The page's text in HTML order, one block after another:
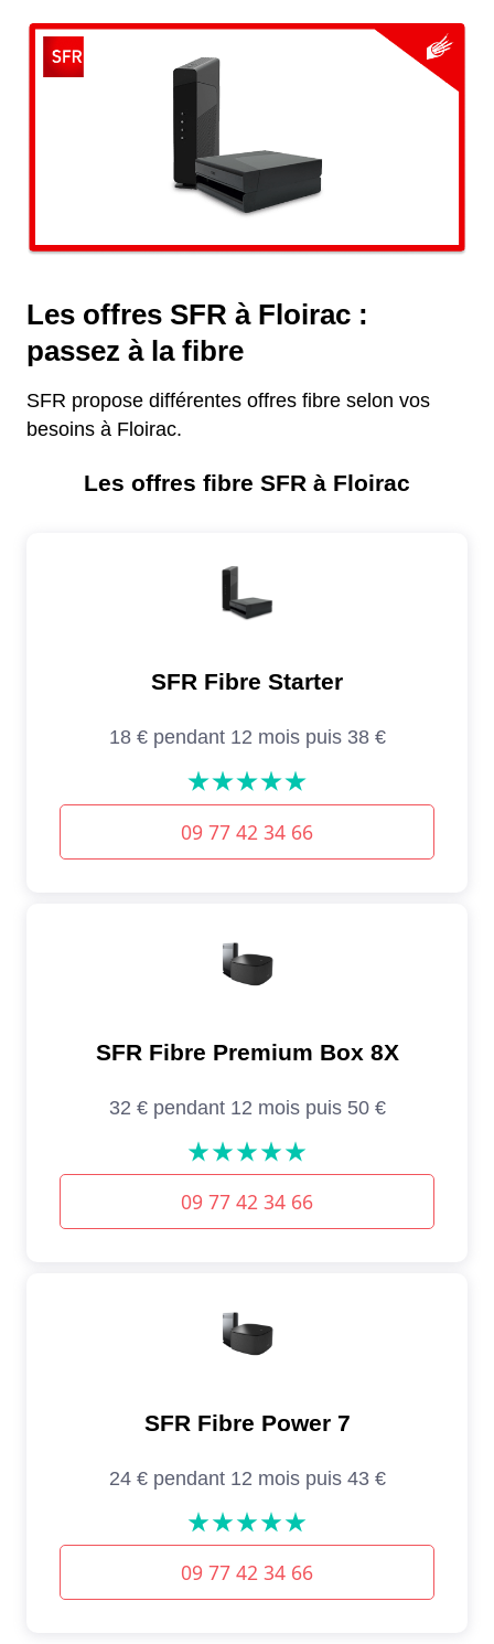
Les offres SFR à Floirac :
passez à la fibre
SFR propose différentes offres fibre selon vos
besoins à Floirac.